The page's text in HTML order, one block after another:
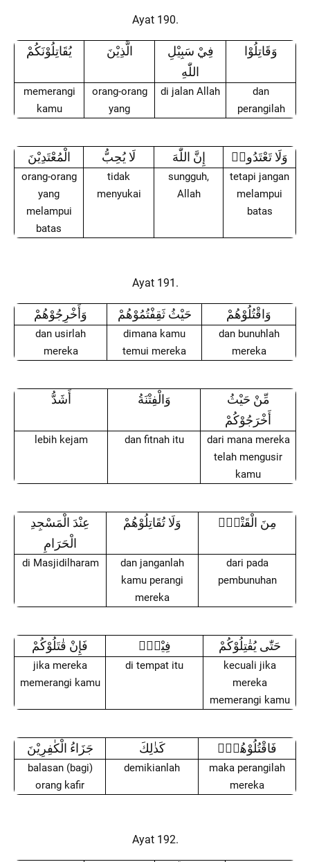
Ayat 190.
يُقَاتِلُوْنَكُمْ الَّذِيْنَ
فِيْ سَبِيْلِ
اللّٰهِ
وَقَاتِلُوْا
memerangi
kamu
orang-orang
yang
di jalan Allah
dan
perangilah
الْمُعْتَدِيْنَ لَا يُحِبُّ إِنَّ اللّٰهَ وَلَا تَعْتَدُواۗ
orang-orang
yang
melampui
batas
tidak
menyukai
sungguh,
Allah
tetapi jangan
melampui
batas
Ayat 191.
وَأَخْرِجُوْهُمْ حَيْثُ ثَقِفْتُمُوْهُمْ وَاقْتُلُوْهُمْ
dan usirlah
mereka
dimana kamu
temui mereka
dan bunuhlah
mereka
أَشَدُّ وَالْفِتْنَةُ
مِّنْ حَيْثُ
أَخْرَجُوْكُمْ
lebih kejam dan fitnah itu
dari mana mereka
telah mengusir
kamu
عِنْدَ الْمَسْجِدِ
الْحَرَامِ
وَلَا تُقَاتِلُوْهُمْ مِنَ الْقَتْلِۚ
di Masjidilharam
dan janganlah
kamu perangi
mereka
dari pada
pembunuhan
فَإِنْ قٰتَلُوْكُمْ فِيْهِۚ حَتّٰى يُقٰتِلُوْكُمْ
jika mereka
memerangi kamu
di tempat itu
kecuali jika
mereka
memerangi kamu
جَزَاءُ الْكٰفِرِيْنَ كَذٰلِكَ فَاقْتُلُوْهُمْۗ
balasan (bagi)
orang kafir
demikianlah
maka perangilah
mereka
Ayat 192.